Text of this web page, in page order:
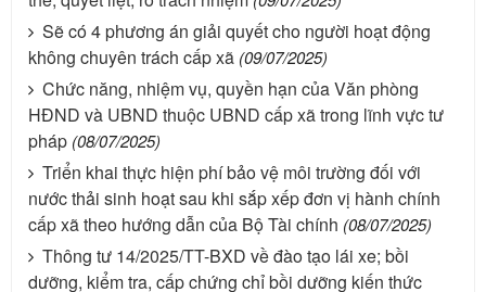
Sẽ có 4 phương án giải quyết cho người hoạt động
không chuyên trách cấp xã (09/07/2025)
Chức năng, nhiệm vụ, quyền hạn của Văn phòng
HĐND và UBND thuộc UBND cấp xã trong lĩnh vực tư
pháp (08/07/2025)
Triển khai thực hiện phí bảo vệ môi trường đối với
nước thải sinh hoạt sau khi sắp xếp đơn vị hành chính
cấp xã theo hướng dẫn của Bộ Tài chính (08/07/2025)
Thông tư 14/2025/TT-BXD về đào tạo lái xe; bồi
dưỡng, kiểm tra, cấp chứng chỉ bồi dưỡng kiến thức